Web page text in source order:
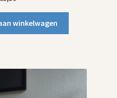
winkelwagen